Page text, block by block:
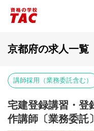
京都府の求人一覧
講師採用（業務委託含む）
宅建登録講習・
作講師〔業務委託〕